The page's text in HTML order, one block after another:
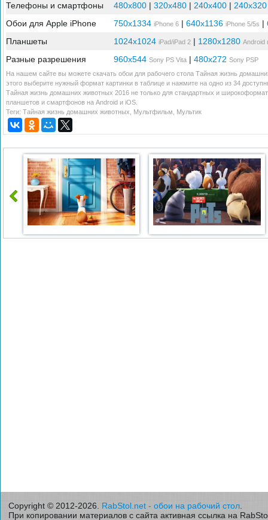
Телефоны и смартфоны
480x800 | 320x480 | 240x400 | 240x320
Обои для Apple iPhone
750x1334 iPhone 6 | 640x1136 iPhone 5/5s |
Планшеты
1024x1024 iPad/iPad 2 | 1280x1280 Android
Разные разрешения 960x544 Sony PS Vita | 480x272 Sony PSP
На нашем сайте вы можете скачать обои для рабочего стола Тайная жизнь
этого выберите нужный формат картинки в таблице и нажмите на одно из 34
Тайная жизнь домашних животных 2016 не только для стандартных и
планшетов и смартфонов на Android и iOS.
Теги: Тайная жизнь домашних животных Мультфильм Мультик
Copyright © 2012-2026. RabStol.net - обои на рабочий стол
При копировании материалов с сайта активная ссылка на